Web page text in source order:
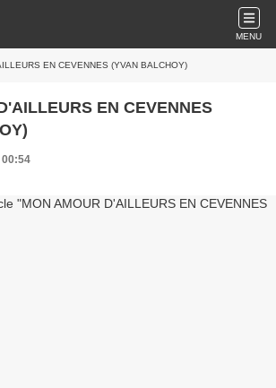
MENU
EN CEVENNES (YVAN BALCHOY)
EN CEVENNES
00:54